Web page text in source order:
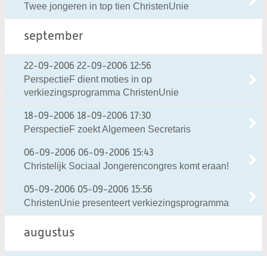
Twee jongeren in top tien ChristenUnie
september
22-09-2006 22-09-2006 12:56
PerspectieF dient moties in op
verkiezingsprogramma ChristenUnie
18-09-2006 18-09-2006 17:30
PerspectieF zoekt Algemeen Secretaris
06-09-2006 06-09-2006 15:43
Christelijk Sociaal Jongerencongres komt eraan!
05-09-2006 05-09-2006 15:56
ChristenUnie presenteert verkiezingsprogramma
augustus